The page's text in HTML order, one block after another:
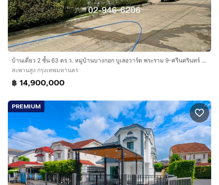
บ้านเดี่ยว 2 ชั้น 63 ตร.ว. หมู่บ้านบางกอก บูเลอวาร์ด พระราม 9-ศรีนครินทร์ ซอยกรุงเทพกรีฑา ถนนสรีนครินทร์ ถนนรามคำแหง เขตสะพานสูง กรุงเทพ
สะพานสูง กรุงเทพมหานคร
฿ 14,900,000
PREMIUM